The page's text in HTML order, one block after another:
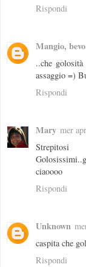
Rispondi
Mangio,
..che
assaggio =)
Rispondi
Mary mer
ciaoooo
Rispondi
Unknown
caspita che
Rispondi